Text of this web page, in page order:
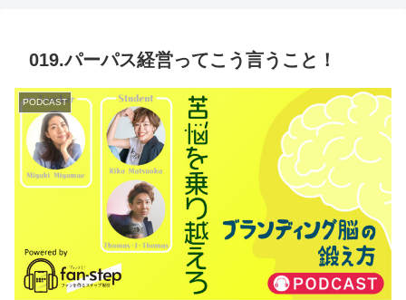
019.パーパス経営ってこう言うこと！
PODCAST